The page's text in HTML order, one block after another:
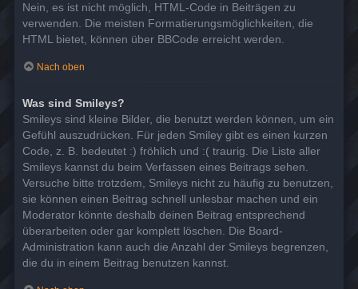
Nein, es ist nicht möglich, HTML-Code in Beiträgen zu
verwenden. Die meisten Formatierungsmöglichkeiten, die
HTML bietet, können über BBCode erreicht werden.
Nach oben
Was sind Smileys?
Smileys sind kleine Bilder, die benutzt werden können, um ein
Gefühl auszudrücken. Für jeden Smiley gibt es einen kurzen
Code, z. B. bedeutet :) fröhlich und :( traurig. Die Liste aller
Smileys kannst du beim Verfassen eines Beitrags sehen.
Versuche bitte trotzdem, Smileys nicht zu häufig zu benutzen,
sie können einen Beitrag schnell unlesbar machen und ein
Moderator könnte deshalb deinen Beitrag entsprechend
überarbeiten oder gar komplett löschen. Die Board-
Administration kann auch die Anzahl der Smileys begrenzen,
die du in einem Beitrag benutzen kannst.